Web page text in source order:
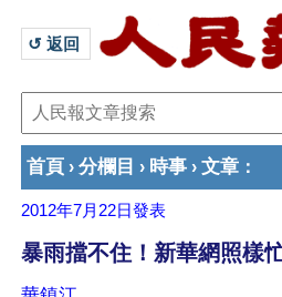
↺ 返回
首頁 › 分欄目 › 時事 › 文章 ：
2012年7月22日發表
暴雨擋不住！新華網照樣